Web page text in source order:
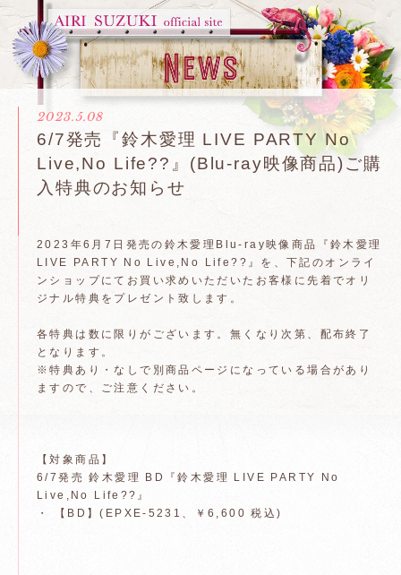
2023.5.08
6/7発売『鈴木愛理 LIVE PARTY No
Live,No Life??』(Blu-ray映像商品)ご購
入特典のお知らせ
2023年6月7日発売の鈴木愛理Blu-ray映像商品『鈴木愛理
LIVE PARTY No Live,No Life??』を、下記のオンライ
ンショップにてお買い求めいただいたお客様に先着でオリ
ジナル特典をプレゼント致します。
各特典は数に限りがございます。無くなり次第、配布終了
となります。
※特典あり・なしで別商品ページになっている場合があり
ますので、ご注意ください。
【対象商品】
6/7発売 鈴木愛理 BD『鈴木愛理 LIVE PARTY No
Live,No Life??』
・ 【BD】(EPXE-5231、￥6,600 税込)